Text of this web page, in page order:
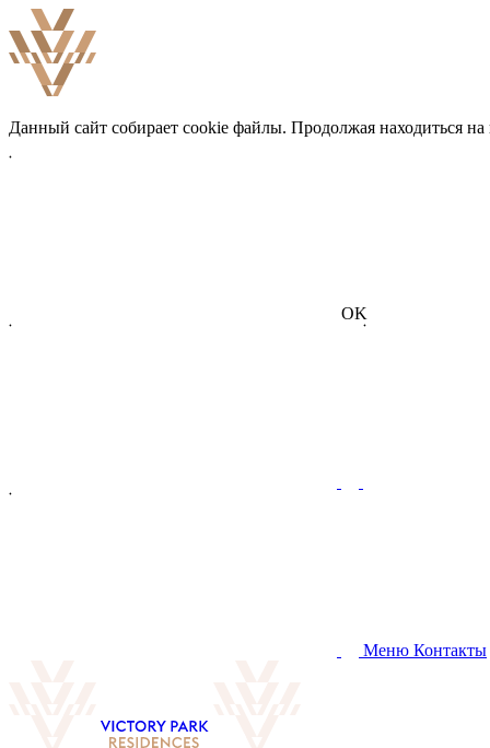
Данный сайт собирает cookie файлы. Продолжая находиться на
OK
Меню Контакты